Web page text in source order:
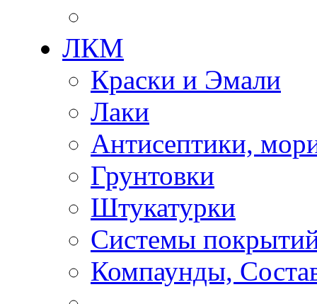
ЛКМ
Краски и Эмали
Лаки
Антисептики,
Грунтовки
Штукатурки
Системы
Компаунды,